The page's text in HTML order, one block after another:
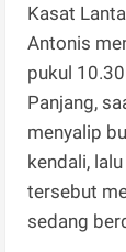
Kasat
Antonis
pukul
Panjang,
menyalip
kendali,
tersebut
sedang